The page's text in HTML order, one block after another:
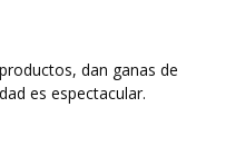
dan ganas de
es espectacular.